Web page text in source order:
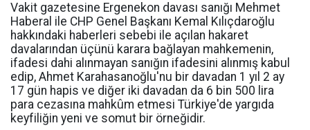
Vakit gazetesine Ergenekon davası sanığı Mehmet
Haberal ile CHP Genel Başkanı Kemal Kılıçdaroğlu
hakkındaki haberleri sebebi ile açılan hakaret
davalarından üçünü karara bağlayan mahkemenin,
ifadesi dahi alınmayan sanığın ifadesini alınmış kabul
edip, Ahmet Karahasanoğlu'nu bir davadan 1 yıl 2 ay
17 gün hapis ve diğer iki davadan da 6 bin 500 lira
para cezasına mahkûm etmesi Türkiye'de yargıda
keyfiliğin yeni ve somut bir örneğidir.